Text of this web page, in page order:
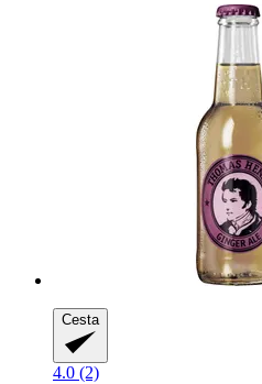
Cesta
4.0 (2)